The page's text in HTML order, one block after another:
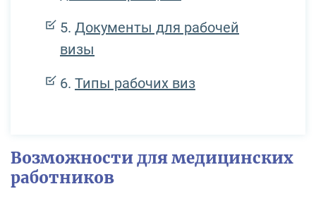
Документы для рабочей
визы
Типы рабочих виз
Возможности для медицинских
работников